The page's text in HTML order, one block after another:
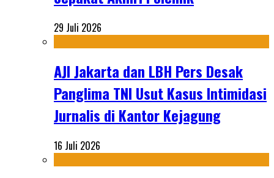
29 Juli 2026
AJI Jakarta dan LBH Pers Desak
Panglima TNI Usut Kasus Intimidasi
Jurnalis di Kantor Kejagung
16 Juli 2026